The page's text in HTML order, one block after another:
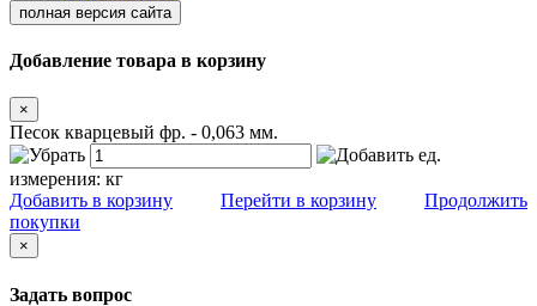
полная версия сайта
Добавление товара в корзину
×
Песок кварцевый фр. - 0,063 мм.
ед.
измерения: кг
Добавить в корзину
Перейти в корзину
Продолжить
покупки
×
Задать вопрос